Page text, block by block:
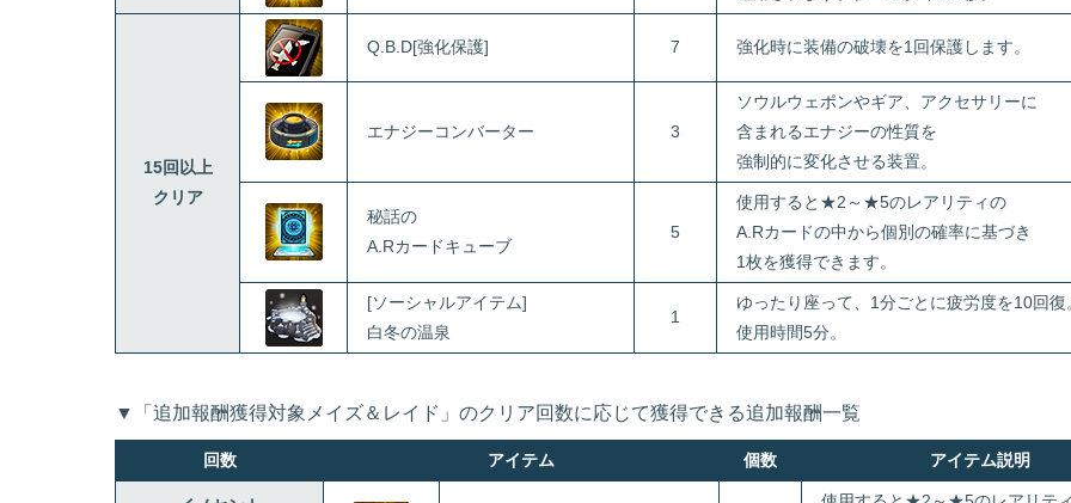
15回以上
クリア
Q.B.D[強化保護] 7 強化時に装備の破壊を1回保護します。
エナジーコンバーター 3
ソウルウェポンやギア、アクセサリーに
含まれるエナジーの性質を
強制的に変化させる装置。
秘話の
A.Rカードキューブ
5
使用すると★2～★5のレアリティの
A.Rカードの中から個別の確率に基づき
1枚を獲得できます。
[ソーシャルアイテム]
白冬の温泉
1
ゆったり座って、1分ごとに疲労度を10回復
使用時間5分。
▼「追加報酬獲得対象メイズ＆レイド」のクリア回数に応じて獲得できる追加報酬一覧
回数 アイテム 個数 アイテム説明